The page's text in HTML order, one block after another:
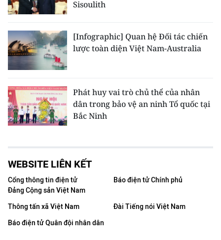
Sisoulith
[Infographic] Quan hệ Đối tác chiến
lược toàn diện Việt Nam-Australia
Phát huy vai trò chủ thể của nhân
dân trong bảo vệ an ninh Tổ quốc tại
Bắc Ninh
WEBSITE LIÊN KẾT
Cổng thông tin điện tử
Đảng Cộng sản Việt Nam
Báo điện tử Chính phủ
Thông tấn xã Việt Nam
Đài Tiếng nói Việt Nam
Báo điện tử Quân đội nhân dân